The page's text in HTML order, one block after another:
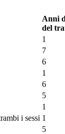
Anni
del
1
7
6
1
6
5
1
i sessi 1
5